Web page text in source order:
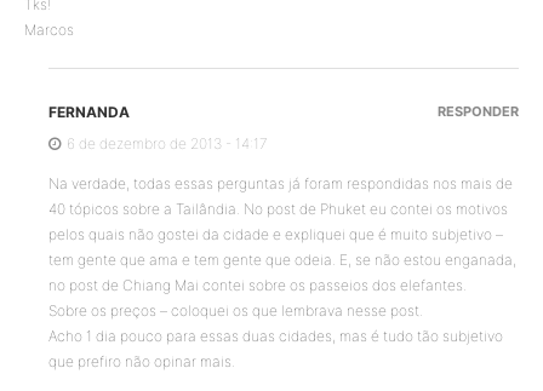
Tks!
Marcos
FERNANDA
6 de dezembro de 2013 - 14:17
Na verdade, todas essas perguntas já foram respondidas nos mais de
40 tópicos sobre a Tailândia. No post de Phuket eu contei os motivos
pelos quais não gostei da cidade e expliquei que é muito subjetivo –
tem gente que ama e tem gente que odeia. E, se não estou enganada,
no post de Chiang Mai contei sobre os passeios dos elefantes.
Sobre os preços – coloquei os que lembrava nesse post.
Acho 1 dia pouco para essas duas cidades, mas é tudo tão subjetivo
que prefiro não opinar mais.
RESPONDER